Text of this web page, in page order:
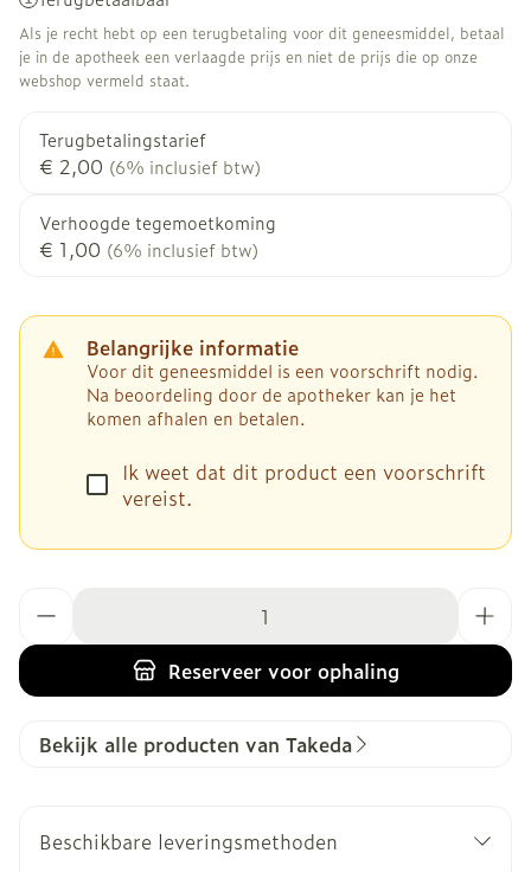
Als je recht hebt op een terugbetaling voor dit geneesmiddel, betaal
je in de apotheek een verlaagde prijs en niet de prijs die op onze
webshop vermeld staat.
Terugbetalingstarief
€ 2,00 (6% inclusief btw)
Verhoogde tegemoetkoming
€ 1,00 (6% inclusief btw)
Belangrijke informatie
Voor dit geneesmiddel is een voorschrift nodig.
Na beoordeling door de apotheker kan je het
komen afhalen en betalen.
Ik weet dat dit product een voorschrift
vereist.
Reserveervoor ophaling
Bekijk alle producten van Takeda
Beschikbare leveringsmethoden